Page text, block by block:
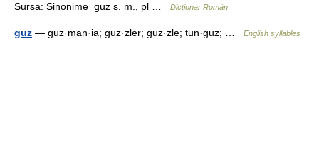
Sursa: Sinonime guz s. m., pl …
Dicționar Român
guz — guz·man·ia; guz·zler; guz·zle; tun·guz; … English syllables